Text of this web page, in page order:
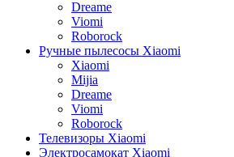
Dreame
Viomi
Roborock
Ручные пылесосы Xiaomi
Xiaomi
Mijia
Dreame
Viomi
Roborock
Телевизоры Xiaomi
Электросамокат Xiaomi